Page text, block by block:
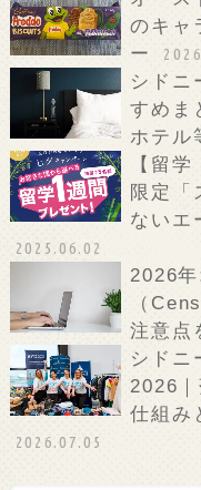
のキャ
ー
シドニ
すめま
ホテル
【留
限定「
ないエ
2025.06.02
2026
（
注意点
シドニ
2026
仕組み
2026.07.05